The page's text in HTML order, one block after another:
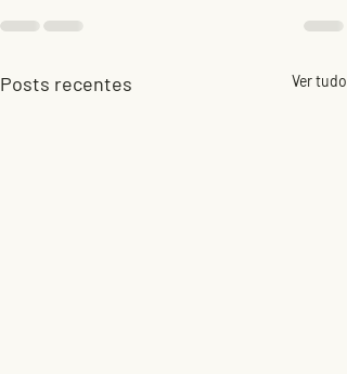
Posts recentes Ver tudo